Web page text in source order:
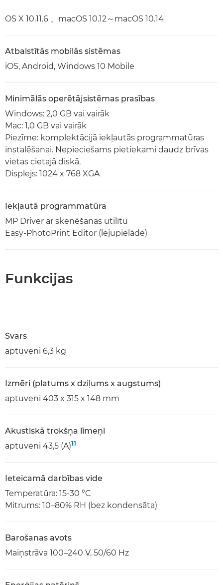
OS X 10.11.6 、macOS 10.12～macOS 10.14
Atbalstītās mobilās sistēmas
iOS, Android, Windows 10 Mobile
Minimālās operētājsistēmas prasības
Windows: 2,0 GB vai vairāk
Mac: 1,0 GB vai vairāk
Piezīme: komplektācijā iekļautās programmatūras
instalēšanai. Nepieciešams pietiekami daudz brīvas
vietas cietajā diskā.
Displejs: 1024 x 768 XGA
Iekļautā programmatūra
MP Driver ar skenēšanas utilītu
Easy-PhotoPrint Editor (lejupielāde)
Funkcijas
Svars
aptuveni 6,3 kg
Izmēri (platums x dziļums x augstums)
aptuveni 403 x 315 x 148 mm
Akustiskā trokšņa līmeņi
aptuveni 43,5 (A)11
Ieteicamā darbības vide
Temperatūra: 15-30 °C
Mitrums: 10–80% RH (bez kondensāta)
Barošanas avots
Maiņstrāva 100–240 V, 50/60 Hz